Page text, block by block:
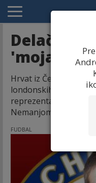
Delač:
'moja
Hrvat iz Čelsija Matej
londonskih "plavaca"
reprezentativcima
Nemanjom Matićem.
FUDBAL